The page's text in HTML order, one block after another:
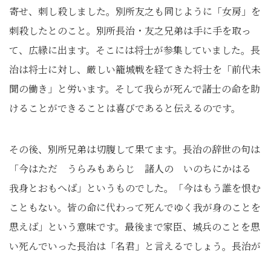
寄せ、刺し殺しました。別所友之も同じように「女房」を
刺殺したとのこと。別所長治・友之兄弟は手に手を取っ
て、広縁に出ます。そこには将士が参集していました。長
治は将士に対し、厳しい籠城戦を経てきた将士を「前代未
聞の働き」と労います。そして我らが死んで諸士の命を助
けることができることは喜びであると伝えるのです。
その後、別所兄弟は切腹して果てます。長治の辞世の句は
「今はただ うらみもあらじ 諸人の いのちにかはる
我身とおもへば」というものでした。「今はもう誰を恨む
こともない。皆の命に代わって死んでゆく我が身のことを
思えば」という意味です。最後まで家臣、城兵のことを思
い死んでいった長治は「名君」と言えるでしょう。長治が